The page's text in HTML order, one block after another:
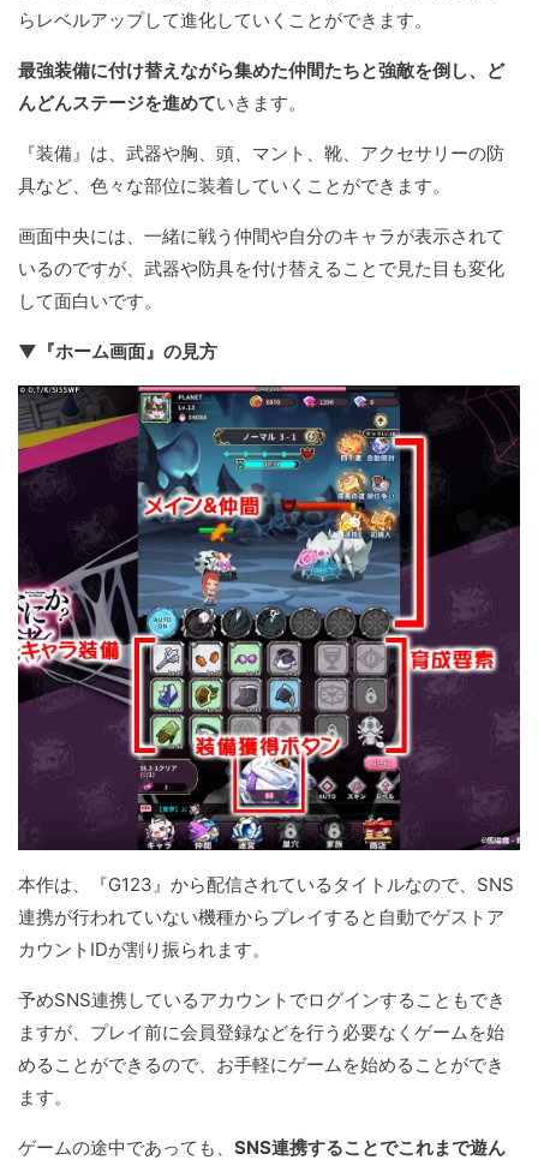
らレベルアップして進化していくことができます。
最強装備に付け替えながら集めた仲間たちと強敵を倒し、ど
んどんステージを進めていきます。
『装備』は、武器や胸、頭、マント、靴、アクセサリーの防
具など、色々な部位に装着していくことができます。
画面中央には、一緒に戦う仲間や自分のキャラが表示されて
いるのですが、武器や防具を付け替えることで見た目も変化
して面白いです。
▼『ホーム画面』の見方
本作は、『G123』から配信されているタイトルなので、SNS
連携が行われていない機種からプレイすると自動でゲストア
カウントIDが割り振られます。
予めSNS連携しているアカウントでログインすることもでき
ますが、プレイ前に会員登録などを行う必要なくゲームを始
めることができるので、お手軽にゲームを始めることができ
ます。
ゲームの途中であっても、 SNS連携することでこれまで遊ん